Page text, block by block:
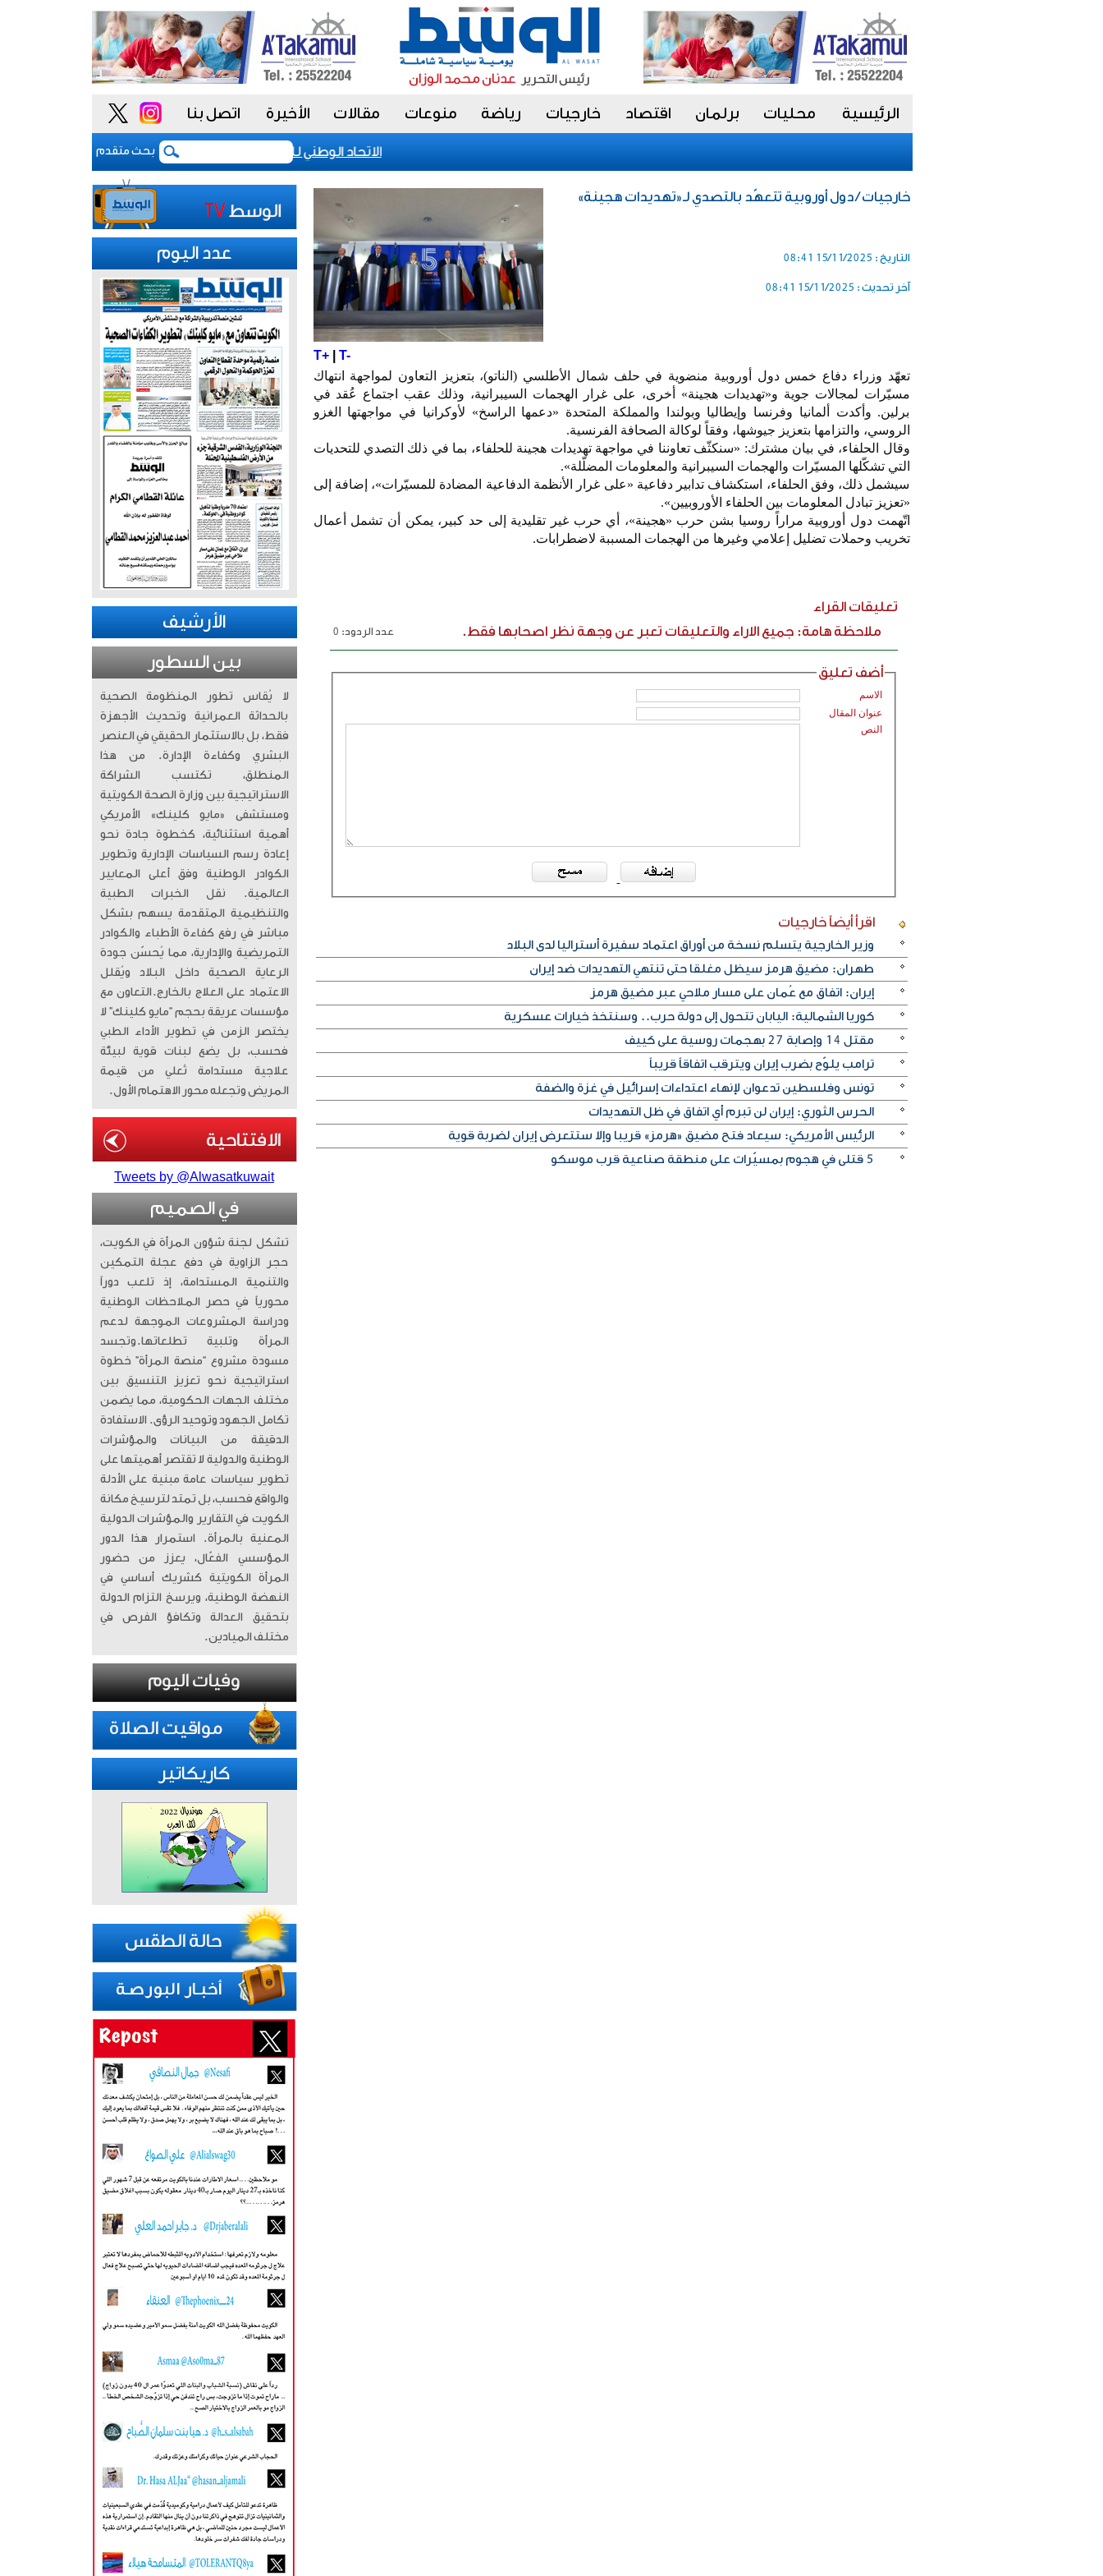
الرئيسية محليات برلمان اقتصاد خارجيات رياضة منوعات مقالات الأخيرة اتصل بنا
بحث متقدم
الاتحاد الوطني للموظفين: موظفو الكويت سطروا ملحمة وطنية
خارجيات / دول أوروبية تتعهّد بالتصدي لـ«تهديدات هجينة»
التاريخ : 15/11/2025 08:41
آخر تحديث : 15/11/2025 08:41
T+| T-
تعهّد وزراء دفاع خمس دول أوروبية منضوية في حلف شمال الأطلسي (الناتو)، بتعزيز التعاون لمواجهة انتهاك
مسيّرات لمجالات جوية و«تهديدات هجينة» أخرى، على غرار الهجمات السيبرانية، وذلك عقب اجتماع عُقد في
برلين. وأكدت ألمانيا وفرنسا وإيطاليا وبولندا والمملكة المتحدة «دعمها الراسخ» لأوكرانيا في مواجهتها الغزو
الروسي، والتزامها بتعزيز جيوشها، وفقاً لوكالة الصحافة الفرنسية.
وقال الحلفاء، في بيان مشترك: «سنكثّف تعاوننا في مواجهة تهديدات هجينة للحلفاء، بما في ذلك التصدي للتحديات
التي تشكّلها المسيّرات والهجمات السيبرانية والمعلومات المضلّلة».
سيشمل ذلك، وفق الحلفاء، استكشاف تدابير دفاعية «على غرار الأنظمة الدفاعية المضادة للمسيّرات»، إضافة إلى
«تعزيز تبادل المعلومات بين الحلفاء الأوروبيين».
اتّهمت دول أوروبية مراراً روسيا بشن حرب «هجينة»، أي حرب غير تقليدية إلى حد كبير، يمكن أن تشمل أعمال
تخريب وحملات تضليل إعلامي وغيرها من الهجمات المسببة لاضطرابات.
تعليقات القراء
ملاحظة هامة: جميع الاراء والتعليقات تعبر عن وجهة نظر اصحابها فقط.
عدد الردود: 0
أضف تعليق
الاسم
عنوان المقال
النص
اقرأ أيضاًخارجيات
وزير الخارجية يتسلم نسخة من أوراق اعتماد سفيرة أستراليا لدى البلاد
طهران: مضيق هرمز سيظل مغلقا حتى تنتهي التهديدات ضد إيران
إيران: اتفاق مع عُمان على مسار ملاحي عبر مضيق هرمز
كوريا الشمالية: اليابان تتحول إلى دولة حرب.. وسنتخذ خيارات عسكرية
مقتل 14 وإصابة ‌27 بهجمات روسية على كييف
ترامب يلوّح بضرب إيران ويترقب اتفاقاً قريباً
تونس وفلسطين تدعوان لإنهاء اعتداءات إسرائيل في غزة والضفة
الحرس الثوري: إيران لن تبرم أي اتفاق في ظل التهديدات
الرئيس الأمريكي: سيعاد فتح مضيق «هرمز» قريبا وإلا ستتعرض إيران لضربة قوية
5 قتلى في هجوم بمسيّرات على منطقة صناعية قرب موسكو
عدد اليوم
الأرشيف
بين السطور
لا يُقاس تطور المنظومة الصحية
بالحداثة العمرانية وتحديث الأجهزة
فقط، بل بالاستثمار الحقيقي في العنصر
البشري وكفاءة الإدارة. من هذا
المنطلق، تكتسب الشراكة
الاستراتيجية بين وزارة الصحة الكويتية
ومستشفى «مايو كلينك» الأمريكي
أهمية استثنائية، كخطوة جادة نحو
إعادة رسم السياسات الإدارية وتطوير
الكوادر الوطنية وفق أعلى المعايير
العالمية. ​ نقل الخبرات الطبية
والتنظيمية المتقدمة يسهم بشكل
مباشر في رفع كفاءة الأطباء والكوادر
التمريضية والإدارية، مما يُحسّن جودة
الرعاية الصحية داخل البلاد ويُقلل
الاعتماد على العلاج بالخارج. ​التعاون مع
مؤسسات عريقة بحجم “مايو كلينك” لا
يختصر الزمن في تطوير الأداء الطبي
فحسب، بل يضع لبنات قوية لبيئة
علاجية مستدامة تُعلي من قيمة
المريض وتجعله محور الاهتمام الأول.
Tweets by @Alwasatkuwait
في الصميم
تشكل لجنة شؤون المرأة في الكويت،
حجر الزاوية في دفع عجلة التمكين
والتنمية المستدامة، إذ تلعب دوراً
محورياً في حصر الملاحظات الوطنية
ودراسة المشروعات الموجهة لدعم
المرأة وتلبية تطلعاتها. ​وتجسد
مسودة مشروع “منصة المرأة” خطوة
استراتيجية نحو تعزيز التنسيق بين
مختلف الجهات الحكومية، مما يضمن
تكامل الجهود وتوحيد الرؤى. الاستفادة
الدقيقة من البيانات والمؤشرات
الوطنية والدولية لا تقتصر أهميتها على
تطوير سياسات عامة مبنية على الأدلة
والواقع فحسب، بل تمتد لترسيخ مكانة
الكويت في التقارير والمؤشرات الدولية
المعنية بالمرأة. ​ استمرار هذا الدور
المؤسسي الفعّال، يعزز من حضور
المرأة الكويتية كشريك أساسي في
النهضة الوطنية، ويرسخ التزام الدولة
بتحقيق العدالة وتكافؤ الفرص في
مختلف الميادين.
كاريكاتير